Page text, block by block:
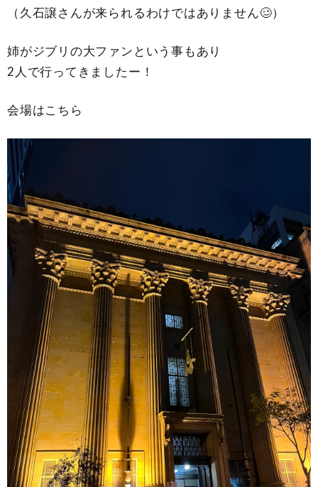
（久石譲さんが来られるわけではありません🥴）
姉がジブリの大ファンという事もあり
2人で行ってきましたー！
会場はこちら